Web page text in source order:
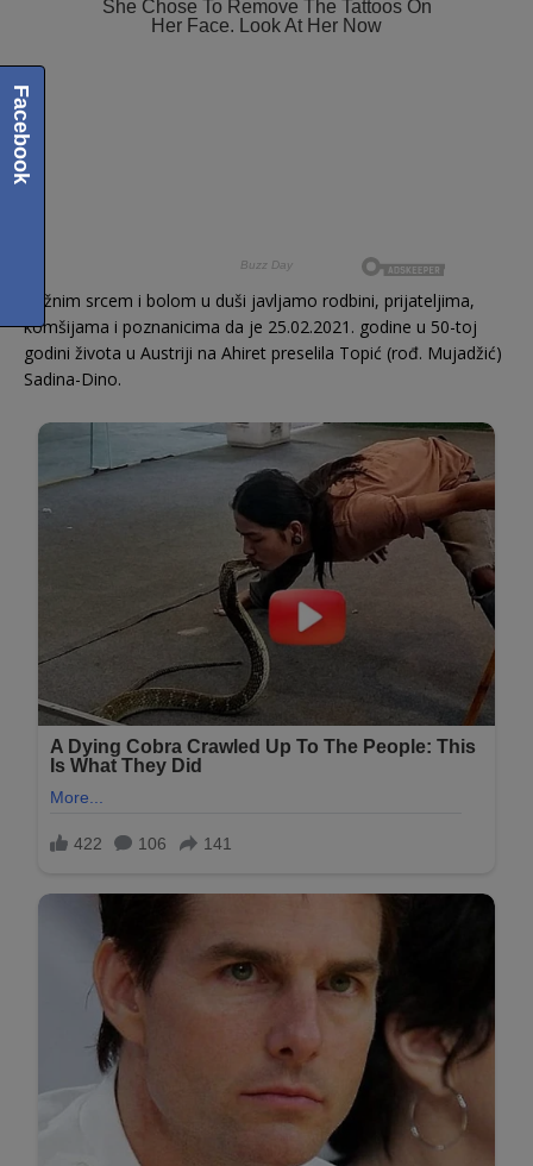
Tužnim srcem i bolom u duši javljamo rodbini, prijateljima,
komšijama i poznanicima da je 25.02.2021. godine u 50-toj
godini života u Austriji na Ahiret preselila Topić (rođ. Mujadžić)
Sadina-Dino.
Facebook